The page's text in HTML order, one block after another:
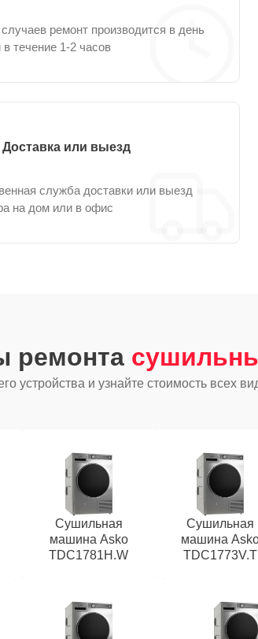
ремонт производится в день
в течение 1-2 часов
Доставка или выезд
служба доставки или выезд
на дом или в офис
ремонта
устройства и узнайте стоимость всех
Сушильная
машина Asko
TDC1781H.W
Сушильная
машина
TDC1773V.T